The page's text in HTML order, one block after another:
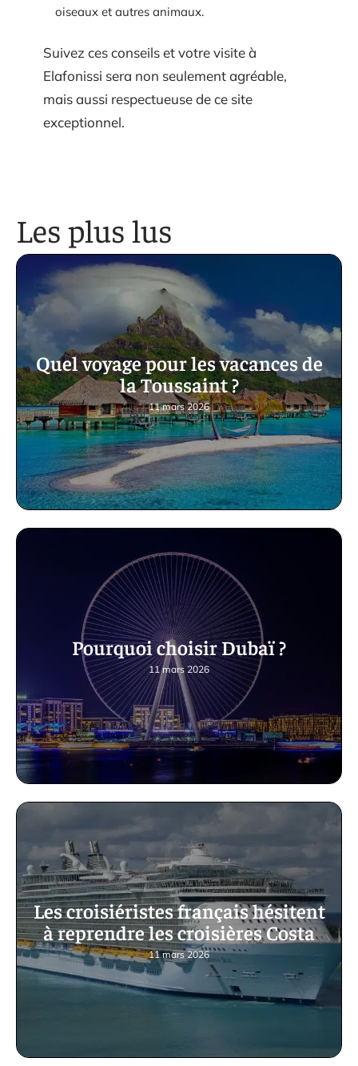
oiseaux et autres animaux.
Suivez ces conseils et votre visite à
Elafonissi sera non seulement agréable,
mais aussi respectueuse de ce site
exceptionnel.
Les plus lus
Quel voyage pour les vacances de
la Toussaint ?
11 mars 2026
Pourquoi choisir Dubaï ?
11 mars 2026
Les croisiéristes français hésitent
à reprendre les croisières Costa
11 mars 2026